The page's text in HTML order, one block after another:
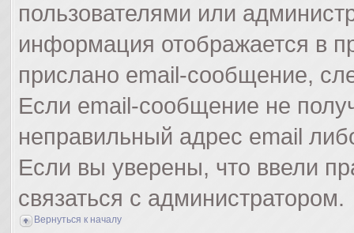
пользователями или
информация отображается в
прислано email-сообщение,
Если email-сообщение не
неправильный адрес email
Если вы уверены, что ввели
связаться с администратором.
Вернуться к началу